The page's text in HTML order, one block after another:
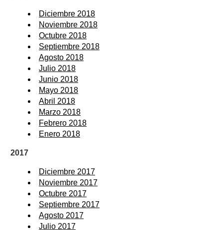
Diciembre 2018
Noviembre 2018
Octubre 2018
Septiembre 2018
Agosto 2018
Julio 2018
Junio 2018
Mayo 2018
Abril 2018
Marzo 2018
Febrero 2018
Enero 2018
2017
Diciembre 2017
Noviembre 2017
Octubre 2017
Septiembre 2017
Agosto 2017
Julio 2017